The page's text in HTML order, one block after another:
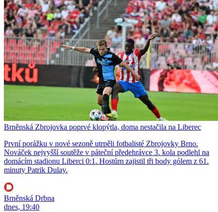
Brněnská Zbrojovka poprvé klopýtla, doma nestačila na Liberec
První porážku v nové sezoně utrpěli fotbalisté Zbrojovky Brno.
Nováček nejvyšší soutěže v páteční předehrávce 3. kola podlehl na
domácím stadionu Liberci 0:1. Hostům zajistil tři body gólem z 61.
minuty Patrik Dulay.
Brněnská Drbna
dnes, 19:40